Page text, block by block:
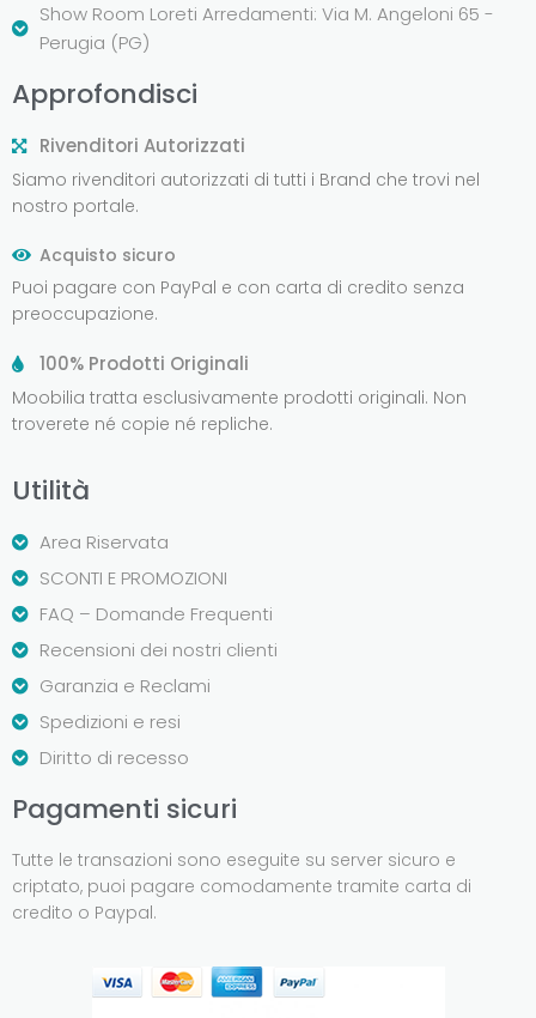
Show Room Loreti Arredamenti: Via M. Angeloni 65 -
Perugia (PG)
Approfondisci
Rivenditori Autorizzati
Siamo rivenditori autorizzati di tutti i Brand che trovi nel
nostro portale.
Acquisto sicuro
Puoi pagare con PayPal e con carta di credito senza
preoccupazione.
100% Prodotti Originali
Moobilia tratta esclusivamente prodotti originali. Non
troverete né copie né repliche.
Utilità
Area Riservata
SCONTI E PROMOZIONI
FAQ – Domande Frequenti
Recensioni dei nostri clienti
Garanzia e Reclami
Spedizioni e resi
Diritto di recesso
Pagamenti sicuri
Tutte le transazioni sono eseguite su server sicuro e
criptato, puoi pagare comodamente tramite carta di
credito o Paypal.